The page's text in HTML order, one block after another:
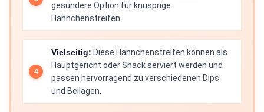
gesündere Option für knusprige
Hähnchenstreifen.
Vielseitig: Diese Hähnchenstreifen können als
Hauptgericht oder Snack serviert werden und
passen hervorragend zu verschiedenen Dips
und Beilagen.